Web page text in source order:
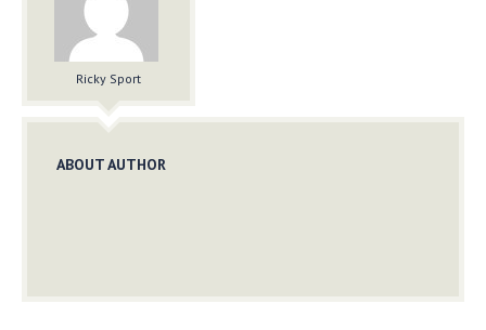
Ricky Sport
ABOUT AUTHOR